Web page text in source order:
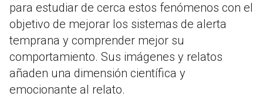
para estudiar de cerca estos fenómenos con el
objetivo de mejorar los sistemas de alerta
temprana y comprender mejor su
comportamiento. Sus imágenes y relatos
añaden una dimensión científica y
emocionante al relato.